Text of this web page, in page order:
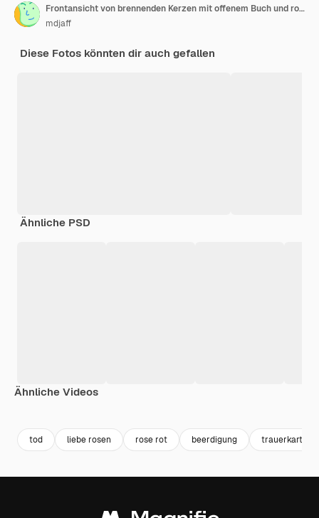
Frontansicht von brennenden Kerzen mit offenem Buch und roter Blume auf einer dunklen Oberfläche
mdjaff
Diese Fotos könnten dir auch gefallen
Ähnliche PSD
Ähnliche Videos
tod liebe rosen rose rot beerdigung trauerkarte